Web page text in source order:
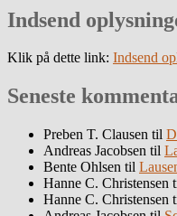
Indsend
Klik på dette link: Indsend
Seneste
Preben T. Clausen til
Andreas Jacobsen til
Bente Ohlsen til
Hanne C. Christensen
Hanne C. Christensen